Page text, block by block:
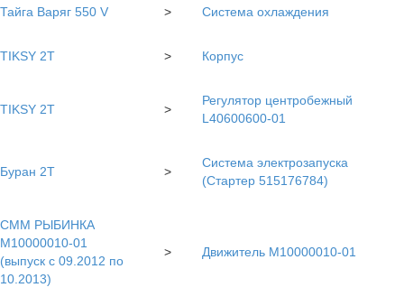
Тайга Варяг 550 V > Система охлаждения
TIKSY 2T > Корпус
TIKSY 2T >
Регулятор центробежный
L40600600-01
Буран 2Т >
Система электрозапуска
(Стартер 515176784)
СММ РЫБИНКА
M10000010-01
(выпуск с 09.2012 по
10.2013)
> Движитель М10000010-01